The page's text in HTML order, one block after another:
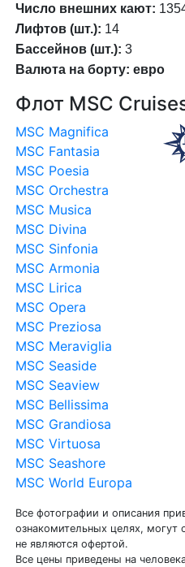
Число внешних кают:
Лифтов (шт.): 14
Бассейнов (шт.): 3
Валюта на борту: евро
Флот MSC
MSC Magnifica
MSC Fantasia
MSC Poesia
MSC Orchestra
MSC Musica
MSC Divina
MSC Sinfonia
MSC Armonia
MSC Lirica
MSC Opera
MSC Preziosa
MSC Meraviglia
MSC Seaside
MSC Seaview
MSC Bellissima
MSC Grandiosa
MSC Virtuosa
MSC Seashore
MSC World Europa
Все фотографии и описания
ознакомительных целях, могут
не являются офертой.
Все цены приведены на